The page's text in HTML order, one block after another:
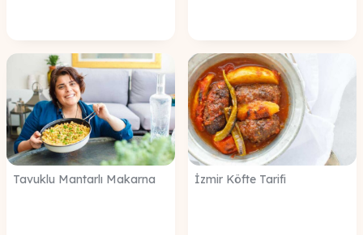
Tavuklu Mantarlı Makarna İzmir Köfte Tarifi